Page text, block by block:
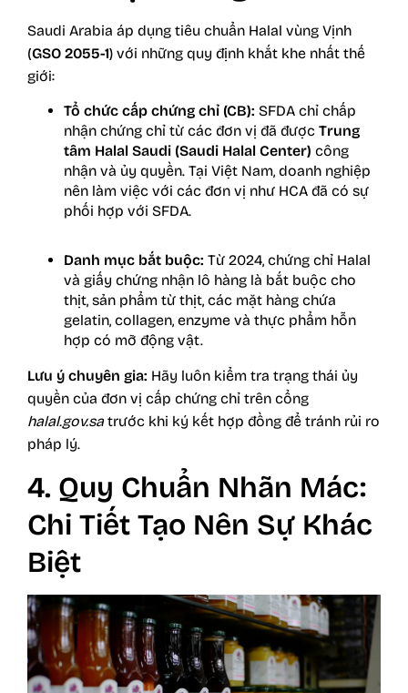
Saudi Arabia áp dụng tiêu chuẩn Halal vùng Vịnh
(GSO 2055-1) với những quy định khắt khe nhất thế
giới:
Tổ chức cấp chứng chỉ (CB): SFDA chỉ chấp
nhận chứng chỉ từ các đơn vị đã được Trung
tâm Halal Saudi (Saudi Halal Center) công
nhận và ủy quyền. Tại Việt Nam, doanh nghiệp
nên làm việc với các đơn vị như HCA đã có sự
phối hợp với SFDA.
Danh mục bắt buộc: Từ 2024, chứng chỉ Halal
và giấy chứng nhận lô hàng là bắt buộc cho
thịt, sản phẩm từ thịt, các mặt hàng chứa
gelatin, collagen, enzyme và thực phẩm hỗn
hợp có mỡ động vật.
Lưu ý chuyên gia: Hãy luôn kiểm tra trạng thái ủy
quyền của đơn vị cấp chứng chỉ trên cổng
halal.gov.satrước khi ký kết hợp đồng để tránh rủi ro
pháp lý.
4. Quy Chuẩn Nhãn Mác:
Chi Tiết Tạo Nên Sự Khác
Biệt